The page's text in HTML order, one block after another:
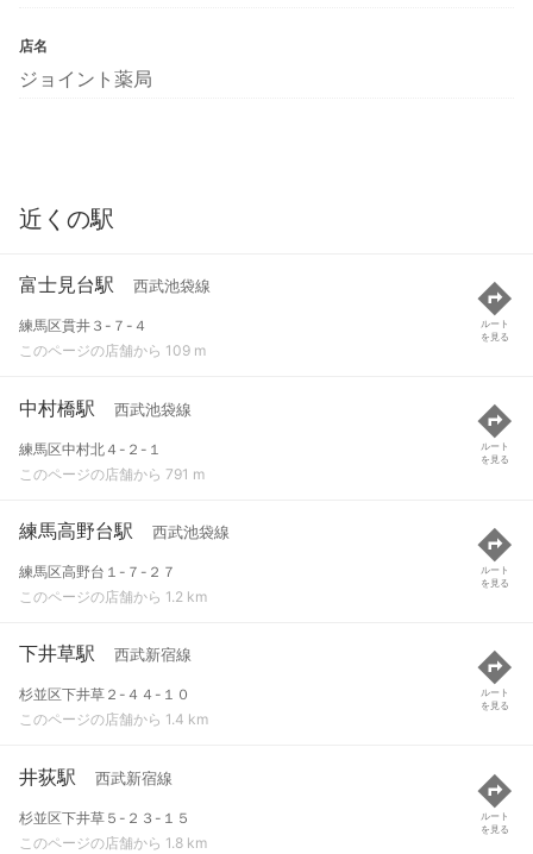
店名
ジョイント薬局
近くの駅
富士見台駅 西武池袋線
練馬区貫井３-７-４
このページの店舗から 109 m
ルート
を見る
中村橋駅 西武池袋線
練馬区中村北４-２-１
このページの店舗から 791 m
ルート
を見る
練馬高野台駅 西武池袋線
練馬区高野台１-７-２７
このページの店舗から 1.2 km
ルート
を見る
下井草駅 西武新宿線
杉並区下井草２-４４-１０
このページの店舗から 1.4 km
ルート
を見る
井荻駅 西武新宿線
杉並区下井草５-２３-１５
このページの店舗から 1.8 km
ルート
を見る